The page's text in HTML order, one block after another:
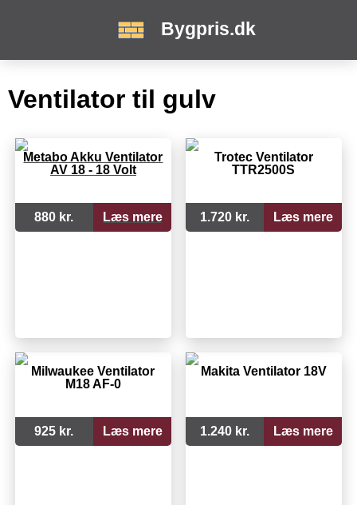
Bygpris.dk
Ventilator til gulv
Metabo Akku Ventilator
AV 18 - 18 Volt
880 kr. Læs mere
Trotec Ventilator
TTR2500S
1.720 kr. Læs mere
Milwaukee Ventilator
M18 AF-0
925 kr. Læs mere
Makita Ventilator 18V
1.240 kr. Læs mere